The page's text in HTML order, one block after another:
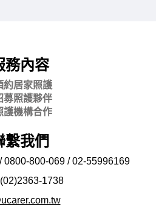
務內容
約居家照護
募照護夥伴
護機構合作
繫我們
0800-800-069 / 02-55996169
1738